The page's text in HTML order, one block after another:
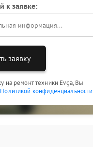
к заявке:
заявку
на ремонт техники Evga, Вы
Политикой конфиденциальности